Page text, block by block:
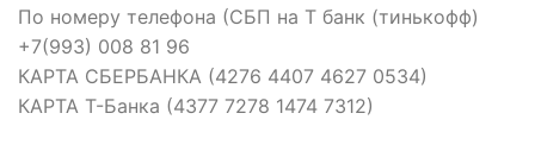
По номеру телефона (СБП на Т банк (тинькофф)
+7(993) 008 81 96
КАРТА СБЕРБАНКА (4276 4407 4627 0534)
КАРТА Т-Банка (4377 7278 1474 7312)